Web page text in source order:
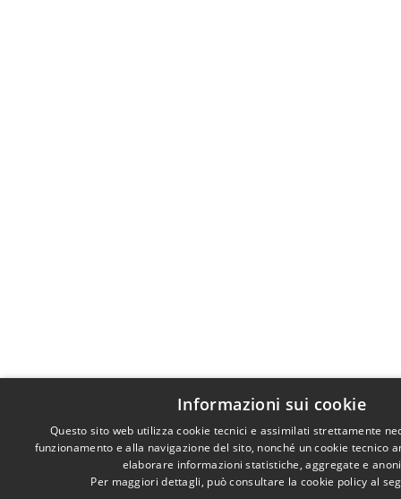
Informazioni sui cookie
Questo sito web utilizza cookie tecnici e assimilati strettamente
funzionamento e alla navigazione del sito, nonché un cookie tecnico
elaborare informazioni statistiche, aggregate e
Per maggiori dettagli, può consultare la cookie policy al